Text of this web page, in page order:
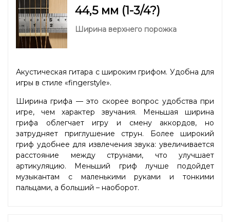
44,5 мм (1-3/4?)
Ширина верхнего порожка
Акустическая гитара с широким грифом. Удобна для
игры в стиле «fingerstyle».
Ширина грифа — это скорее вопрос удобства при
игре, чем характер звучания. Меньшая ширина
грифа облегчает игру и смену аккордов, но
затрудняет приглушение струн. Более широкий
гриф удобнее для извлечения звука: увеличивается
расстояние между струнами, что улучшает
артикуляцию. Меньший гриф лучше подойдет
музыкантам с маленькими руками и тонкими
пальцами, а больший – наоборот.